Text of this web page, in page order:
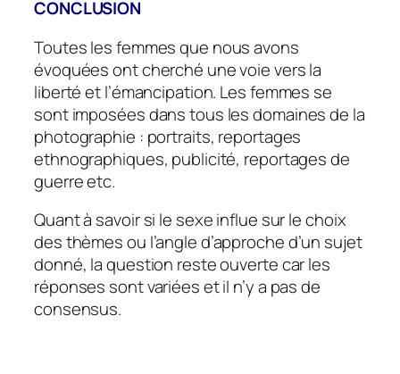
CONCLUSION
Toutes les femmes que nous avons
évoquées ont cherché une voie vers la
liberté et l’émancipation. Les femmes se
sont imposées dans tous les domaines de la
photographie : portraits, reportages
ethnographiques, publicité, reportages de
guerre etc.
Quant à savoir si le sexe influe sur le choix
des thèmes ou l’angle d’approche d’un sujet
donné, la question reste ouverte car les
réponses sont variées et il n’y a pas de
consensus.